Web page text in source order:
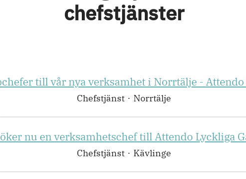
chefstjänster
till vår nya verksamhet i Norrtälje - Attendo
Chefstjänst · Norrtälje
nu en verksamhetschef till Attendo Lyckliga
Chefstjänst · Kävlinge